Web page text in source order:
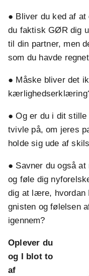
● Bliver du ked af at
du faktisk GØR dig
til din partner, men
som du havde
● Måske bliver det
● Og er du i dit stille
tvivle på, om jeres
holde sig ude af
● Savner du også
og føle dig
dig at lære, hvordan
gnisten og følelsen
igennem?
Oplever du
og I blot to
af